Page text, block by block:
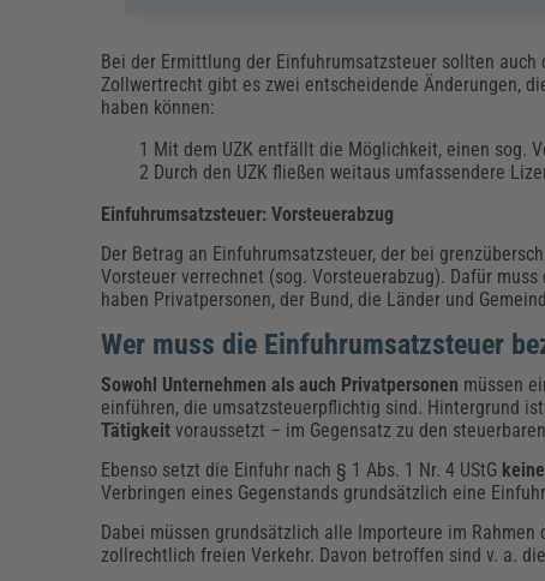
Bei der Ermittlung der Einfuhrumsatzsteuer sollten
Zollwertrecht gibt es zwei entscheidende Änderungen,
haben können:
Mit dem UZK entfällt die Möglichkeit, einen sog.
Durch den UZK fließen weitaus umfassendere
Einfuhrumsatzsteuer: Vorsteuerabzug
Der Betrag an Einfuhrumsatzsteuer, der bei
Vorsteuer verrechnet (sog. Vorsteuerabzug). Dafür
haben Privatpersonen, der Bund, die Länder und
Wer muss die Einfuhrumsatzsteuer
Sowohl Unternehmen als auch Privatpersonen müssen
einführen, die umsatzsteuerpflichtig sind. Hintergrund
Tätigkeit voraussetzt – im Gegensatz zu den
Ebenso setzt die Einfuhr nach § 1 Abs. 1 Nr. 4 UStG
Verbringen eines Gegenstands grundsätzlich eine
Dabei müssen grundsätzlich alle Importeure im
zollrechtlich freien Verkehr. Davon betroffen sind v. a.